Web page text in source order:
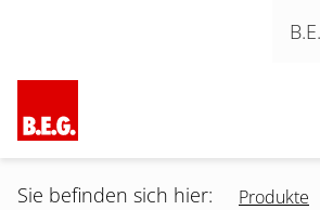
Navigation überspringen
Sie befinden sich hier: Produkte